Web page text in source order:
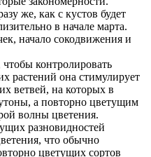
же, как с кустов будет
в начале марта.
начало сокодвижения и
контролировать
растений она стимулирует
ветвей, на которых в
а повторно цветущим
волны цветения.
разновидностей
что обычно
цветущих сортов